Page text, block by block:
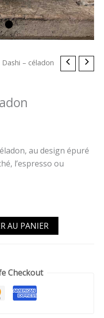
– céladon
au design épuré
l’espresso ou
AU PANIER
Checkout